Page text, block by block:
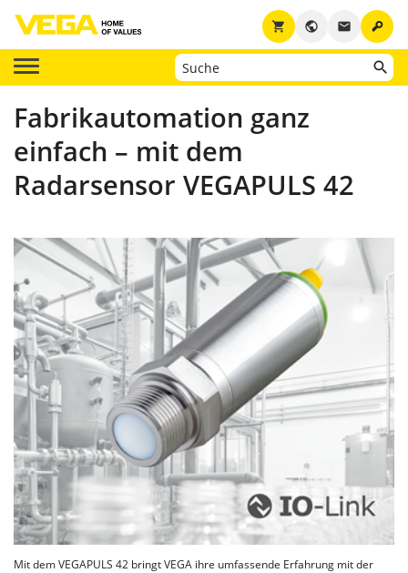
key
email
public
shopping_cart
Fabrikautomation ganz
einfach – mit dem
Radarsensor VEGAPULS 42
Mit dem VEGAPULS 42 bringt VEGA ihre umfassende Erfahrung mit der